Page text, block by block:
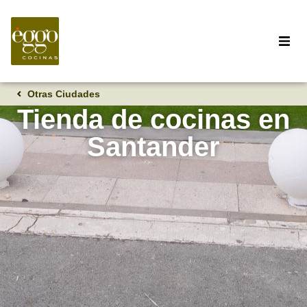
Otras Ciudades
Tienda de cocinas en
Santander